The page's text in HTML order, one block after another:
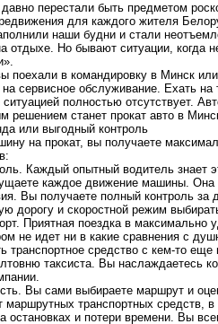
перестали быть предметом
для каждого жителя
наши будни и стали
отдыхе. Но бывают ситуации, когда
поехали в командировку в Минск
на сервисное обслуживание. Ехать на
полностью отсутствует.
решением станет прокат авто в
или выгодный контроль
на прокат, вы получаете
Каждый опытный водитель знает
каждое движение машины. Она
Вы получаете полный контроль за
дорогу и скоростной режим
поездка в максимально
не идет ни в какие сравнения с
транспортное средство с кем-то
таксиста. Вы наслаждаетесь
Вы сами выбираете маршрут и
маршрутных транспортных средств,
остановках и потери времени. Вы